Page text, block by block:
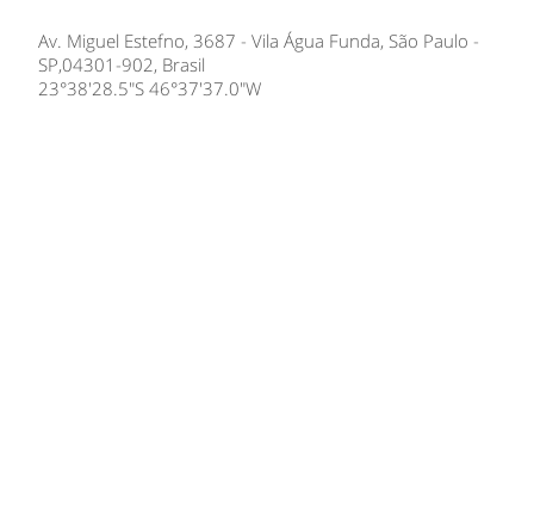
Av. Miguel Estefno, 3687 - Vila Água Funda, São Paulo -
SP,04301-902, Brasil
23°38'28.5"S 46°37'37.0"W